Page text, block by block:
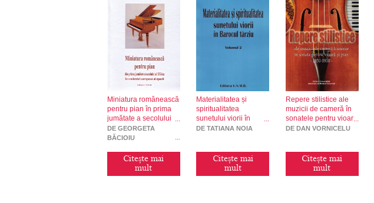
Miniatura românească
pentru pian în prima
jumătate a secolului
XX
DE GEORGETA
BĂCIOIU
Citește mai
mult
Materialitatea și
spiritualitatea
sunetului viorii în
Barocul târziu, vol. II
DE TATIANA NOIA
Citește mai
mult
Repere stilistice ale
muzicii de cameră în
sonatele pentru vioară
și pian (1850-1900)
DE DAN VORNICELU
Citește mai
mult